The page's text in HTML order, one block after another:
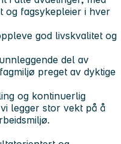
og fagsykepleier i hver
god livskvalitet og
del av
preget av dyktige
og kontinuerlig
legger stor vekt på å